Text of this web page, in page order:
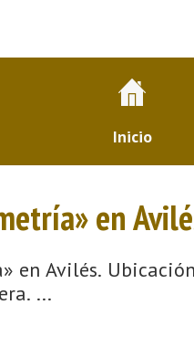
Inicio
en
en Avilés.
...